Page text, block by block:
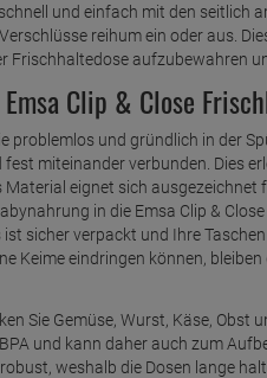
und einfach mit den seitlich
reihum ein oder aus.
Frischhaltedose aufzubewahren
Clip & Close
problemlos und gründlich in der
miteinander verbunden. Dies
eignet sich ausgezeichnet
in die Emsa Clip &
sicher verpackt und Ihre
Keime eindringen können, bleiben
Sie Gemüse, Wurst, Käse, Obst
und kann daher auch zum
weshalb die Dosen lange